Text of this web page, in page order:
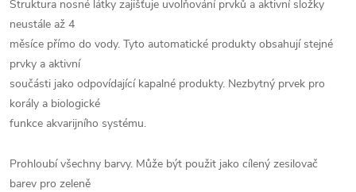
Struktura nosné látky zajišťuje uvolňování prvků a aktivní složky
neustále až 4
měsíce přímo do vody. Tyto automatické produkty obsahují stejné
prvky a aktivní
součásti jako odpovídající kapalné produkty. Nezbytný prvek pro
korály a biologické
funkce akvarijního systému.
Prohloubí všechny barvy. Může být použit jako cílený zesilovač
barev pro zeleně